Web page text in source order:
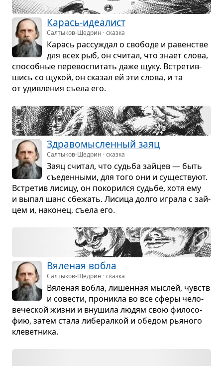
Карась-иде­а­лист
Салтыков-Щедрин · сказка
Карась рас­су­ждал о сво­боде и равен­стве
для всех рыб, он счи­тал, что знает слова,
спо­соб­ные пере­вос­пи­тать даже щуку. Встре­тив­
шись со щукой, он ска­зал ей эти слова, и та
от удив­ле­ния съела его.
Здра­во­мыс­лен­ный заяц
Салтыков-Щедрин · сказка
Заяц счи­тал, что судьба зай­цев — быть
съе­ден­ными, для того они и суще­ствуют.
Встре­тив лисицу, он поко­рился судьбе, хотя ему
и выпал шанс сбе­жать. Лисица долго играла с зай­
цем и, нако­нец, съела его.
Вяле­ная вобла
Салтыков-Щедрин · сказка
Вяле­ная вобла, лишён­ная мыс­лей, чувств
и сове­сти, про­никла во все сферы чело­
ве­че­ской жизни и вну­шила людям свою фило­со­
фию, затем стала либе­рал­кой и обе­дом рья­ного
кле­вет­ника.